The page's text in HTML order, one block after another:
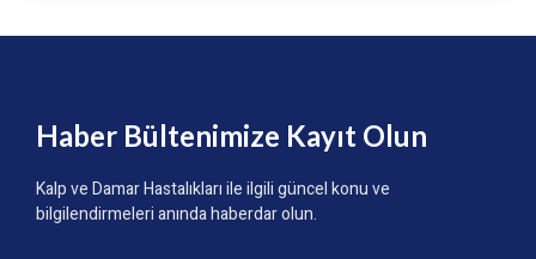
Haber Bültenimize Kayıt Olun
Kalp ve Damar Hastalıkları ile ilgili güncel konu ve
bilgilendirmeleri anında haberdar olun.